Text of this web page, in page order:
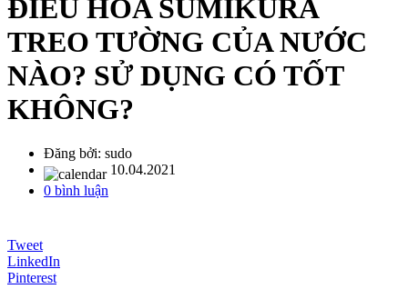
ĐIỀU HÒA SUMIKURA
TREO TƯỜNG CỦA NƯỚC
NÀO? SỬ DỤNG CÓ TỐT
KHÔNG?
Đăng bởi: sudo
10.04.2021
0 bình luận
Tweet
LinkedIn
Pinterest